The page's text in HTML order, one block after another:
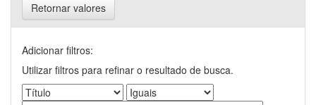
Retornar valores
Adicionar filtros:
Utilizar filtros para refinar o resultado de busca.